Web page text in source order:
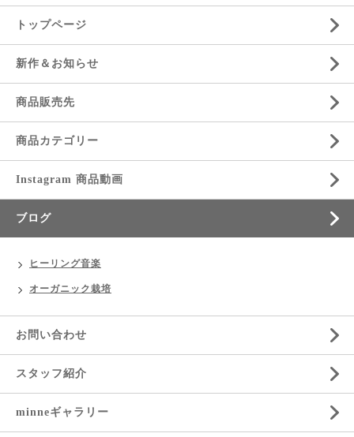
トップページ
新作＆お知らせ
商品販売先
商品カテゴリー
Instagram 商品動画
ブログ
ヒーリング音楽
オーガニック栽培
お問い合わせ
スタッフ紹介
minneギャラリー